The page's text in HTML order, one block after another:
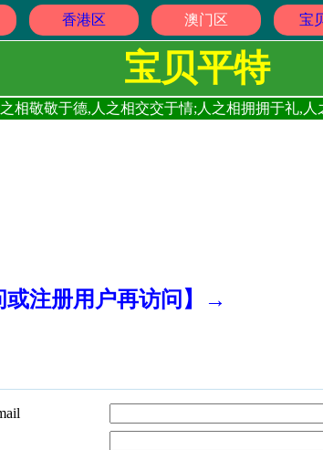
香港区 澳门区 宝
宝贝平特
相敬敬于德,人之相交交于情;人之相拥拥于礼,
或注册用户再访问】→